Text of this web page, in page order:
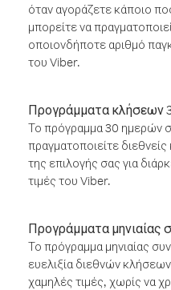
όταν αγοράζετε κάποιο
μπορείτε να
οποιονδήποτε αριθμό
του Viber.
Προγράμματα κλήσεων
Το πρόγραμμα 30 ημερών
πραγματοποιείτε
της επιλογής σας για
τιμές του Viber.
Προγράμματα μηνιαίας
Το πρόγραμμα μηνιαίας
ευελιξία διεθνών
χαμηλές τιμές, χωρίς να